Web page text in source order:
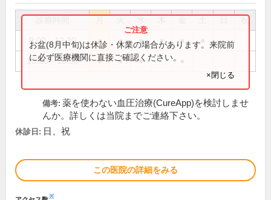
祝
9:00～12:30 ● ● ● ● ●
15:30～18:00 ● ● ●
お盆(8月中旬)は休診・休業の場合があります。来院前
に必ず医療機関に直接ご確認ください。
×閉じる
備考: 薬を使わない血圧治療(CureApp)を検討しませ
んか。詳しくは当院までご連絡下さい。
休診日: 日、祝
この医院の詳細をみる
※